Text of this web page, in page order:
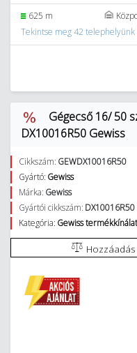
625 m
Tekintse meg 42
Gégecső 16/ 50
DX10016R50 Gewiss
Cikkszám: GEWDX10016R50
Gyártó: Gewiss
Márka: Gewiss
Gyártói cikkszám: DX10016R50
Kategória: Gewiss termékkínálat